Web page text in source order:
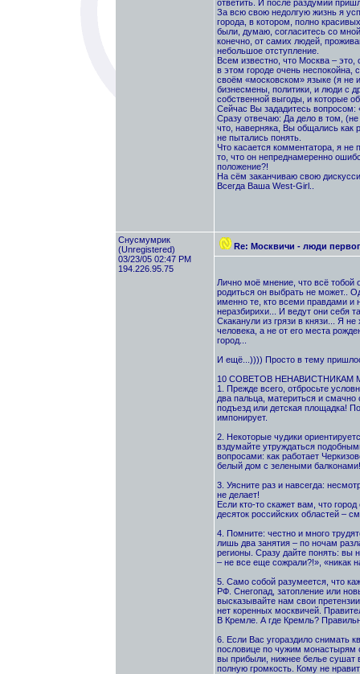
ответить. И после раздумий
За всю свою недолгую жизнь я
города, в котором, полно
были, думаю, согласитесь со
конечно, от самих людей,
небольшое отступление.
Всем известно, что Москва –
в этом городе очень неспокойна,
своём «московском» языке (я не
бизнесмены, политики, и люди с
собственной выгоды, и которые
Сейчас Вы зададитесь вопросом:
Сразу отвечаю: Да дело в том, (не
что, наверняка, Вы общались как
не пытались понять.
Что касается комментатора, я не
то, что он непреднамеренно
положение?!
На сём заканчиваю свою
Всегда Ваша West-Girl..
Снусмумрик
(Unregistered)
03/23/05 02:47 PM
194.226.95.75
Re: Москвичи - люди
Лично моё мнение, что всё тобой
родиться он выбрать не может..
именно те, кто всеми правдами и
неразбирихи... И ведут они себя
Скаканули из грязи в князи... Я не
человека, а не от его места
город...
И ещё...)))) Просто в тему
10 СОВЕТОВ НЕНАВИСТНИКАМ
1. Прежде всего, отбросьте
два пальца, материться и
подъезд или детская площадка!
импонирует.
2. Некоторые чудики
вздумайте утруждаться
вопросами: как работает
белый дом с зелеными балконами!
3. Уясните раз и навсегда:
не делает!
Если кто-то скажет вам, что
десяток российских областей –
4. Помните: честно и много
лишь два занятия – по ночам
регионы. Сразу дайте понять:
– не все еще сожрали?!», «никак
5. Само собой разумеется, что
РФ. Снегопад, затопление или
высказывайте нам свои
нет коренных москвичей.
В Кремле. А где Кремль?
6. Если Вас угораздило снимать
пословице по чужим монастырям
вы прибыли, нижнее белье сушат
полную громкость. Кому не